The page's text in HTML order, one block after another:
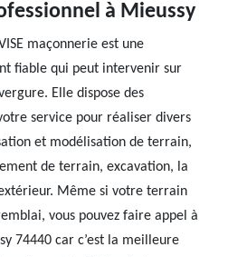
à Mieussy
maçonnerie est une
fiable qui peut intervenir sur
Elle dispose des
service pour réaliser divers
et modélisation de terrain,
de terrain, excavation, la
Même si votre terrain
vous pouvez faire appel à
74440 car c’est la meilleure